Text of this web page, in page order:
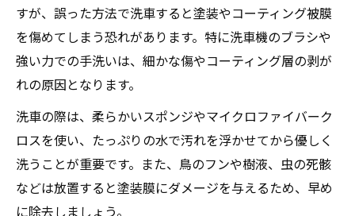
すが、誤った方法で洗車すると塗装やコーティング被膜
を傷めてしまう恐れがあります。特に洗車機のブラシや
強い力での手洗いは、細かな傷やコーティング層の剥が
れの原因となります。
洗車の際は、柔らかいスポンジやマイクロファイバーク
ロスを使い、たっぷりの水で汚れを浮かせてから優しく
洗うことが重要です。また、鳥のフンや樹液、虫の死骸
などは放置すると塗装膜にダメージを与えるため、早め
に除去しましょう。